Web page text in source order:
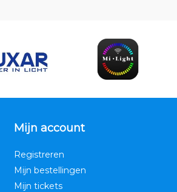
Mijn account
Registreren
Mijn bestellingen
Mijn tickets